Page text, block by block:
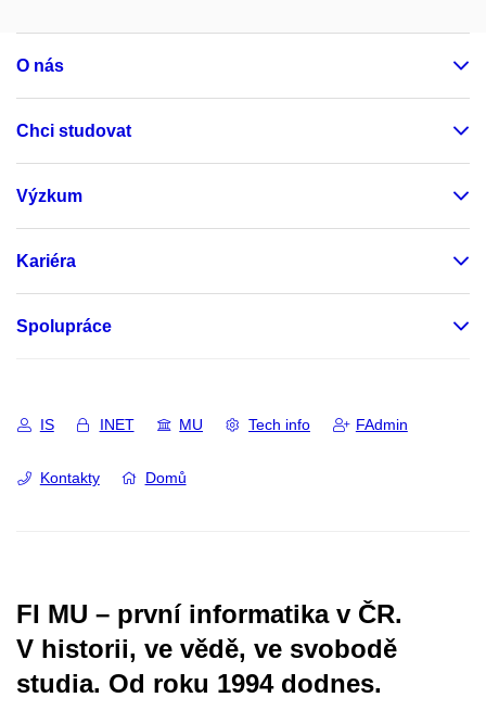
O nás
Chci studovat
Výzkum
Kariéra
Spolupráce
IS INET MU Tech info FAdmin
Kontakty Domů
FI MU – první informatika v ČR.
V historii, ve vědě, ve svobodě
studia. Od roku 1994 dodnes.